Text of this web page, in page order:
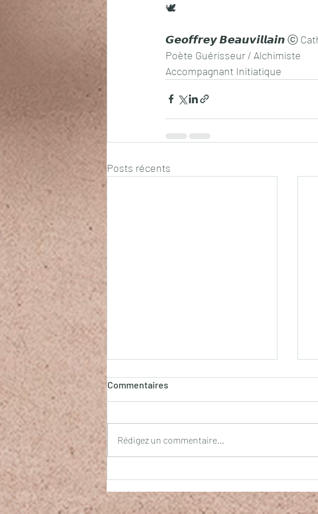
🕊️
𝙂𝙚𝙤𝙛𝙛𝙧𝙚𝙮 𝘽𝙚𝙖𝙪𝙫𝙞𝙡𝙡𝙖𝙞𝙣 ⓒ
Poète Guérisseur / Alchimiste
Accompagnant Initiatique
Posts récents
La clef du Cœur
Commentaires
Rédigez un commentaire...